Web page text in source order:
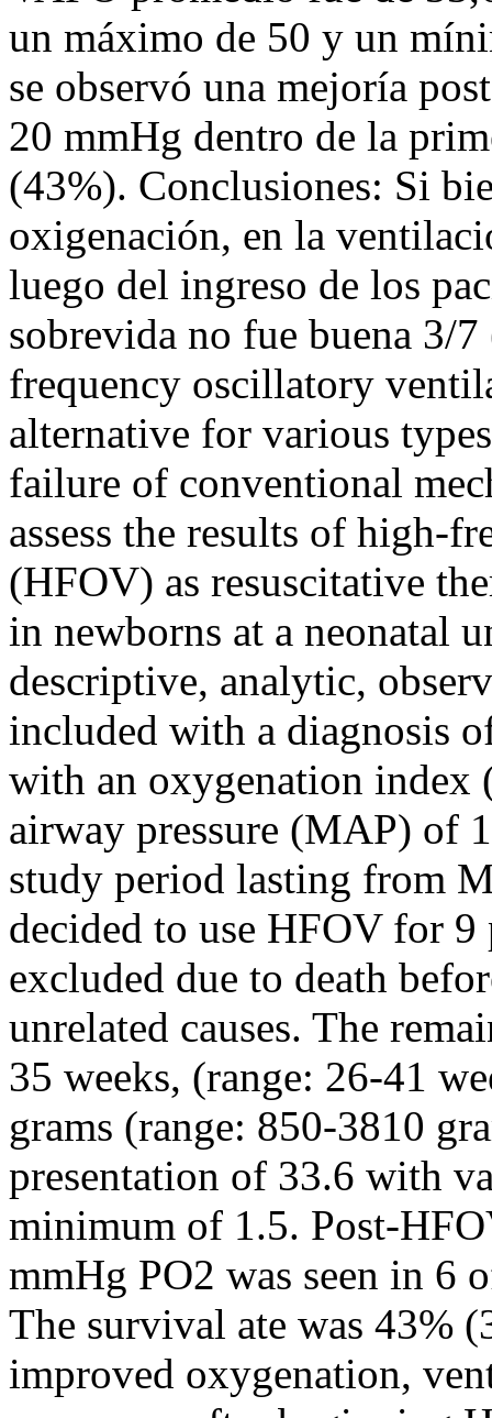
un máximo de 50 y un
se observó una mejoría
20 mmHg dentro de la
(43%). Conclusiones: Si
oxigenación, en la
luego del ingreso de los
sobrevida no fue buena
frequency oscillatory
alternative for various
failure of conventional
assess the results of high-
(HFOV) as resuscitative
in newborns at a neonatal
descriptive, analytic,
included with a diagnosis
with an oxygenation index
airway pressure (MAP) of
study period lasting from
decided to use HFOV for
excluded due to death
unrelated causes. The
35 weeks, (range: 26-41
grams (range: 850-3810
presentation of 33.6 with
minimum of 1.5. Post-
mmHg PO2 was seen in 6
The survival ate was 43%
improved oxygenation,